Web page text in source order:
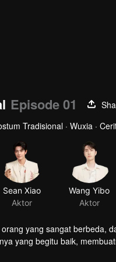
Episode 01
Tradisional · Wuxia ·
Sean Xiao
Aktor
Wang Yibo
Aktor
yang sangat berbeda,
yang begitu baik,
bagi semua orang di dunia
tiba-tiba muncul lagi di